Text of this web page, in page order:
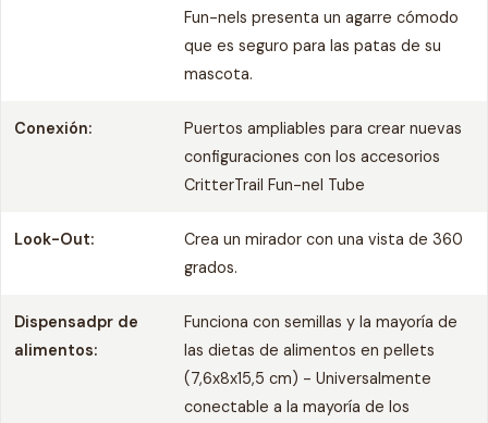
Fun-nels presenta un agarre cómodo
que es seguro para las patas de su
mascota.
Conexión:
Puertos ampliables para crear nuevas
configuraciones con los accesorios
CritterTrail Fun-nel Tube
Look-Out:
Crea un mirador con una vista de 360
grados.
Dispensadpr de
alimentos:
Funciona con semillas y la mayoría de
las dietas de alimentos en pellets
(7,6x8x15,5 cm) - Universalmente
conectable a la mayoría de los